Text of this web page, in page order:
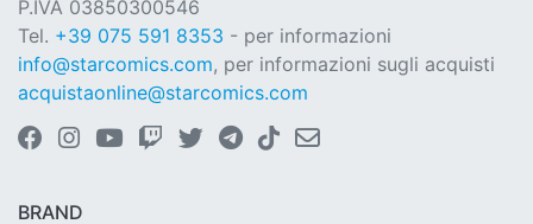
P.IVA 03850300546
Tel. +39 075 591 8353 - per informazioni
info@starcomics.com, per informazioni sugli acquisti
acquistaonline@starcomics.com
BRAND